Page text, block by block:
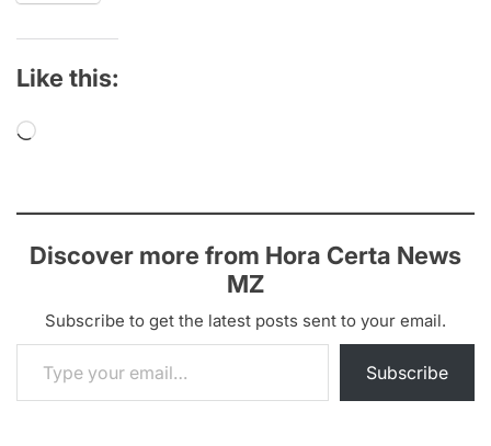
Like this:
Loading…
Discover more from Hora Certa News
MZ
Subscribe to get the latest posts sent to your email.
Type your email…
Subscribe